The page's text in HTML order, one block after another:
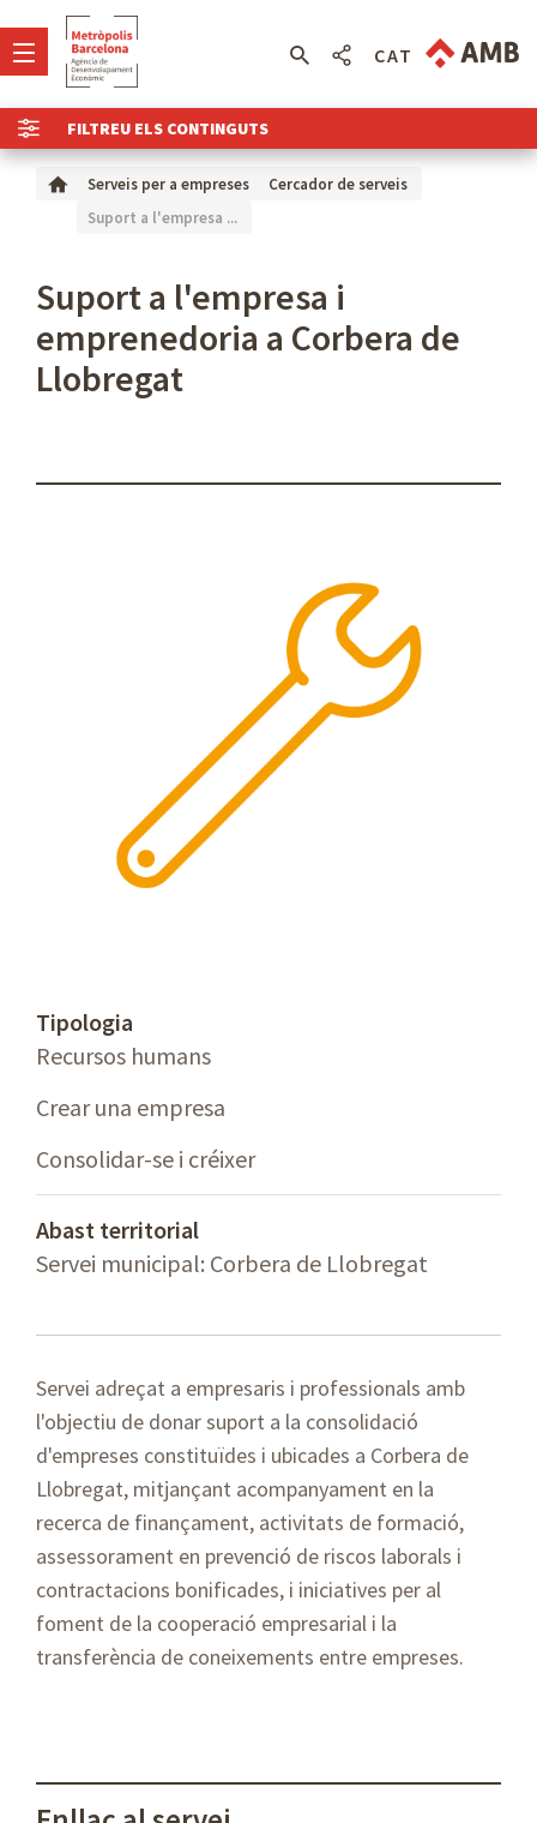
FILTREU ELS CONTINGUTS
CAT
Serveis per a empreses
Cercador de serveis
Suport a l'empresa ...
Suport a l'empresa i
emprenedoria a Corbera de
Llobregat
Tipologia
Recursos humans
Crear una empresa
Consolidar-se i créixer
Abast territorial
Servei municipal: Corbera de Llobregat
Servei adreçat a empresaris i professionals amb
l'objectiu de donar suport a la consolidació
d'empreses constituïdes i ubicades a Corbera de
Llobregat, mitjançant acompanyament en la
recerca de finançament, activitats de formació,
assessorament en prevenció de riscos laborals i
contractacions bonificades, i iniciatives per al
foment de la cooperació empresarial i la
transferència de coneixements entre empreses.